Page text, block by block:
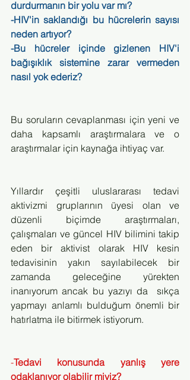
durdurmanın bir yolu var mı?
-HIV'in saklandığı bu hücrelerin sayısı
neden artıyor?
-Bu hücreler içinde gizlenen HIV'i
bağışıklık sistemine zarar vermeden
nasıl yok ederiz?
Bu soruların cevaplanması için yeni ve
daha kapsamlı araştırmalara ve o
araştırmalar için kaynağa ihtiyaç var.
Yıllardır çeşitli uluslararası tedavi
aktivizmi gruplarının üyesi olan ve
düzenli biçimde araştırmaları,
çalışmaları ve güncel HIV bilimini takip
eden bir aktivist olarak HIV kesin
tedavisinin yakın sayılabilecek bir
zamanda geleceğine yürekten
inanıyorum ancak bu yazıyı da  sıkça
yapmayı anlamlı bulduğum önemli bir
hatırlatma ile bitirmek istiyorum.
-Tedavi konusunda yanlış yere
odaklanıyor olabilir miyiz?